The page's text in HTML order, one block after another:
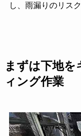
し、雨漏りのリス
まずは下地
ィング作業